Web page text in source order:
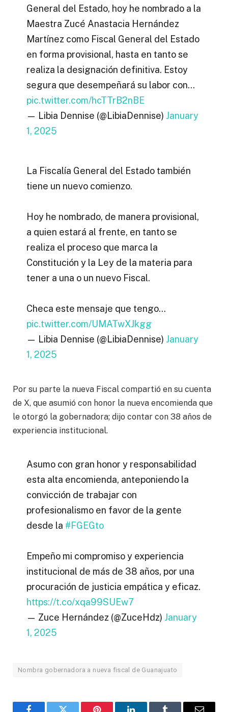
General del Estado, hoy he nombrado a la
Maestra Zucé Anastacia Hernández
Martínez como Fiscal General del Estado
en forma provisional, hasta en tanto se
realiza la designación definitiva. Estoy
segura que desempeñará su labor con…
pic.twitter.com/hcTTrB2nBE
— Libia Dennise (@LibiaDennise) January
1, 2025
La Fiscalía General del Estado también
tiene un nuevo comienzo.
Hoy he nombrado, de manera provisional,
a quien estará al frente, en tanto se
realiza el proceso que marca la
Constitución y la Ley de la materia para
tener a una o un nuevo Fiscal.
Checa este mensaje que tengo…
pic.twitter.com/UMATwXJkgg
— Libia Dennise (@LibiaDennise) January
1, 2025
Por su parte la nueva Fiscal compartió en su cuenta
de X, que asumió con honor la nueva encomienda que
le otorgó la gobernadora; dijo contar con 38 años de
experiencia institucional.
Asumo con gran honor y responsabilidad
esta alta encomienda, anteponiendo la
convicción de trabajar con
profesionalismo en favor de la gente
desde la #FGEGto
Empeño mi compromiso y experiencia
institucional de más de 38 años, por una
procuración de justicia empática y eficaz.
https://t.co/xqa99SUEw7
— Zuce Hernández (@ZuceHdz) January
1, 2025
Nombra gobernadora a nueva fiscal de Guanajuato